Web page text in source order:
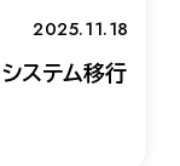
2025.11.18
ステム移行